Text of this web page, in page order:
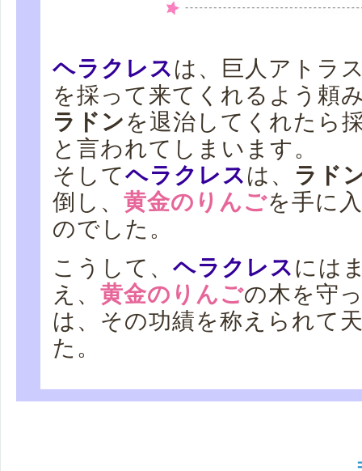
ヘラクレスは、巨人アトラ
を採って来てくれるよう頼
ラドンを退治してくれたら
と言われてしまいます。
そしてヘラクレスは、
ラド
倒し、 黄金のりんごを手に
のでした。
こうして、 ヘラクレスには
え、 黄金のりんごの木を守
は、その功績を称えられて
た。